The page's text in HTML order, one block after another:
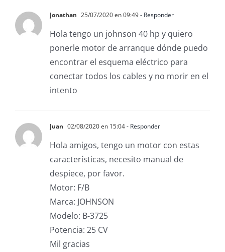
Jonathan 25/07/2020 en 09:49- Responder
Hola tengo un johnson 40 hp y quiero
ponerle motor de arranque dónde puedo
encontrar el esquema eléctrico para
conectar todos los cables y no morir en el
intento
Juan 02/08/2020 en 15:04- Responder
Hola amigos, tengo un motor con estas
características, necesito manual de
despiece, por favor.
Motor: F/B
Marca: JOHNSON
Modelo: B-3725
Potencia: 25 CV
Mil gracias